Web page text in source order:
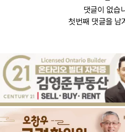
댓글이 없습
첫번째 댓글을 남